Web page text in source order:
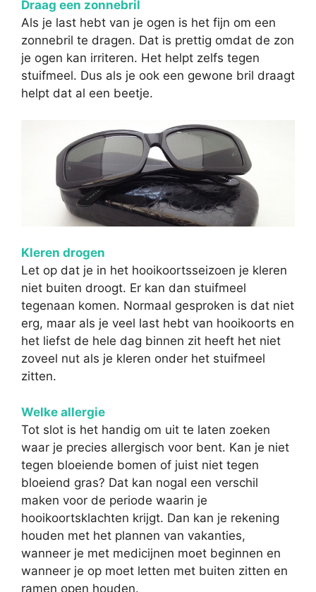
Draag een zonnebril
Als je last hebt van je ogen is het fijn om een
zonnebril te dragen. Dat is prettig omdat de zon
je ogen kan irriteren. Het helpt zelfs tegen
stuifmeel. Dus als je ook een gewone bril draagt
helpt dat al een beetje.
Kleren drogen
Let op dat je in het hooikoortsseizoen je kleren
niet buiten droogt. Er kan dan stuifmeel
tegenaan komen. Normaal gesproken is dat niet
erg, maar als je veel last hebt van hooikoorts en
het liefst de hele dag binnen zit heeft het niet
zoveel nut als je kleren onder het stuifmeel
zitten.
Welke allergie
Tot slot is het handig om uit te laten zoeken
waar je precies allergisch voor bent. Kan je niet
tegen bloeiende bomen of juist niet tegen
bloeiend gras? Dat kan nogal een verschil
maken voor de periode waarin je
hooikoortsklachten krijgt. Dan kan je rekening
houden met het plannen van vakanties,
wanneer je met medicijnen moet beginnen en
wanneer je op moet letten met buiten zitten en
ramen open houden.